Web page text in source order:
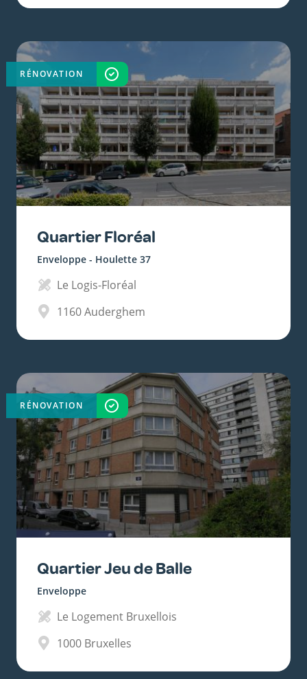
Quartier Floréal
Enveloppe - Houlette 37
Le Logis-Floréal
1160Auderghem
RÉNOVATION TERMINÉ
Quartier Jeu de Balle
Enveloppe
Le Logement Bruxellois
1000 Bruxelles
RÉNOVATION TERMINÉ